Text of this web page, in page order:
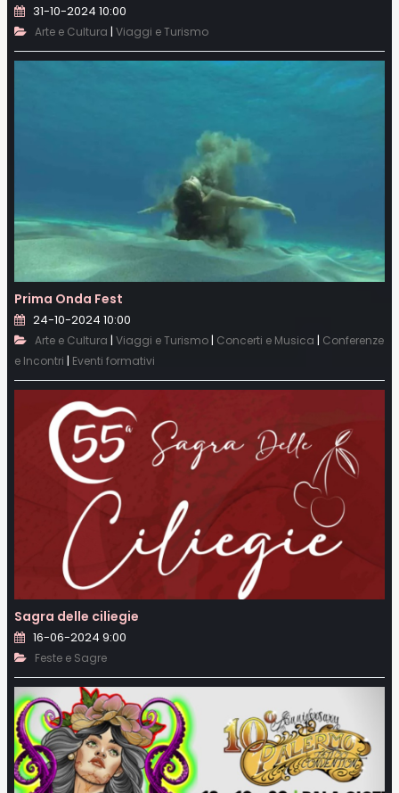
31-10-2024 10:00
Arte e Cultura | Viaggi e Turismo
Prima Onda Fest
24-10-2024 10:00
Arte e Cultura | Viaggi e Turismo | Concerti e Musica | Conferenze
e Incontri | Eventi formativi
Sagra delle ciliegie
16-06-2024 9:00
Feste e Sagre